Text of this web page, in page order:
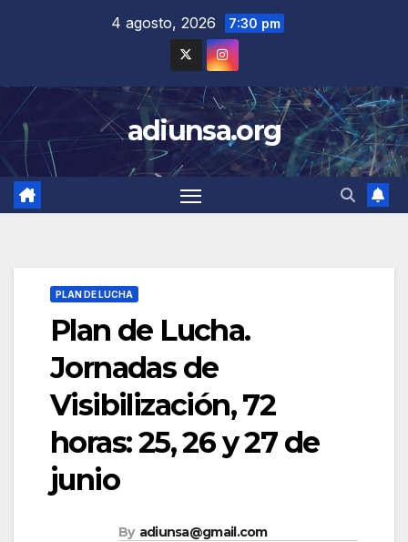
4 agosto, 2026 7:30 pm
adiunsa.org
PLAN DE LUCHA
Plan de Lucha.
Jornadas de
Visibilización, 72
horas: 25, 26 y 27 de
junio
By adiunsa@gmail.com